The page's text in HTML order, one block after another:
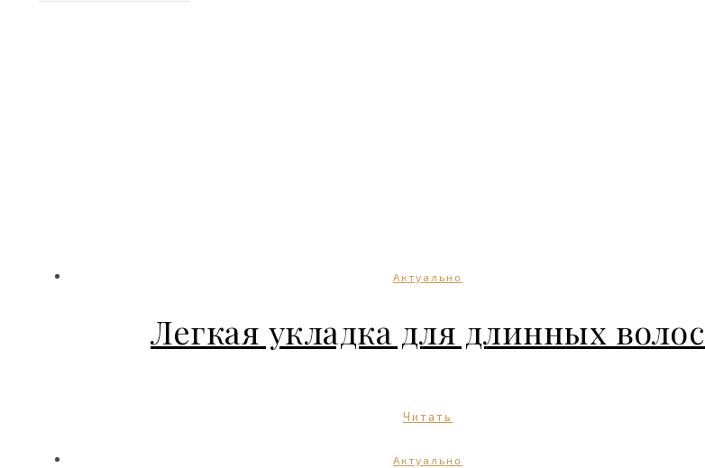
Актуально
Легкая укладка для длинных волос
Читать
Актуально